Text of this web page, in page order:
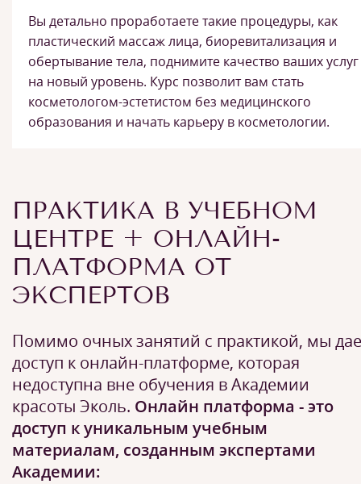
Вы детально проработаете такие процедуры, как
пластический массаж лица, биоревитализация и
обертывание тела, поднимите качество ваших услуг
на новый уровень. Курс позволит вам стать
косметологом-эстетистом без медицинского
образования и начать карьеру в косметологии.
ПРАКТИКА В УЧЕБНОМ
ЦЕНТРЕ + ОНЛАЙН-
ПЛАТФОРМА ОТ
ЭКСПЕРТОВ
Помимо очных занятий с практикой, мы
доступ к онлайн-платформе, которая
недоступна вне обучения в Академии
красоты Эколь. Онлайн платформа - это
доступ к уникальным учебным
материалам, созданным экспертами
Академии: